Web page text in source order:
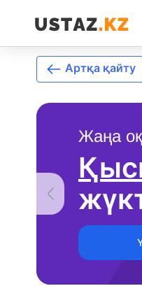
Жаңа
Артқа қайту